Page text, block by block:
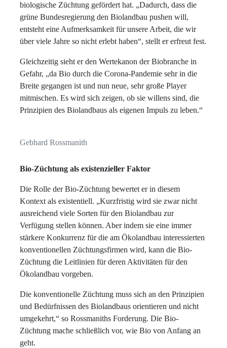
biologische Züchtung gefördert hat. „Dadurch, dass die
grüne Bundesregierung den Biolandbau pushen will,
entsteht eine Aufmerksamkeit für unsere Arbeit, die wir
über viele Jahre so nicht erlebt haben“, stellt er erfreut fest.
Gleichzeitig sieht er den Wertekanon der Biobranche in
Gefahr, „da Bio durch die Corona-Pandemie sehr in die
Breite gegangen ist und nun neue, sehr große Player
mitmischen. Es wird sich zeigen, ob sie willens sind, die
Prinzipien des Biolandbaus als eigenen Impuls zu leben.“
Gebhard Rossmanith
Bio-Züchtung als existenzieller Faktor
Die Rolle der Bio-Züchtung bewertet er in diesem
Kontext als existentiell. „Kurzfristig wird sie zwar nicht
ausreichend viele Sorten für den Biolandbau zur
Verfügung stellen können. Aber indem sie eine immer
stärkere Konkurrenz für die am Ökolandbau interessierten
konventionellen Züchtungsfirmen wird, kann die Bio-
Züchtung die Leitlinien für deren Aktivitäten für den
Ökolandbau vorgeben.
Die konventionelle Züchtung muss sich an den Prinzipien
und Bedürfnissen des Biolandbaus orientieren und nicht
umgekehrt,“ so Rossmaniths Forderung. Die Bio-
Züchtung mache schließlich vor, wie Bio von Anfang an
geht.